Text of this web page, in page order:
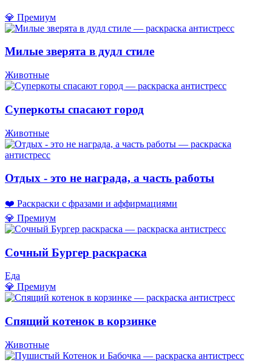
💎 Премиум
Милые зверята в дудл стиле
Животные
Суперкоты спасают город
Животные
Отдых - это не награда, а часть работы
❤️ Раскраски с фразами и аффирмациями
💎 Премиум
Сочный Бургер раскраска
Еда
💎 Премиум
Спящий котенок в корзинке
Животные